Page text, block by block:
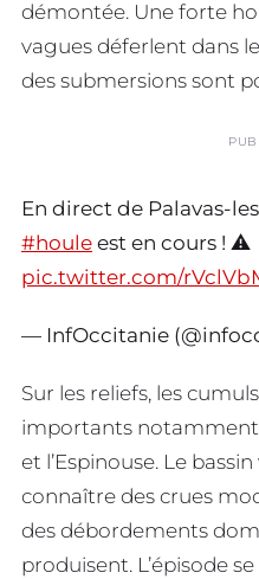
démontée. Une forte
vagues déferlent dans
des submersions sont
En direct de Palavas-
#houle est en cours ! ⚠️
pic.twitter.com/
— InfOccitanie
Sur les reliefs, les
importants
et l’Espinouse. Le
connaître des crues
des débordements
produisent. L’épisode